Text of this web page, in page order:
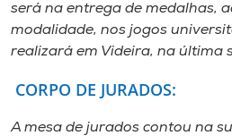
será na entrega de medalhas,
modalidade, nos jogos
realizará em Videira, na última
CORPO DE JURADOS:
A mesa de jurados contou na